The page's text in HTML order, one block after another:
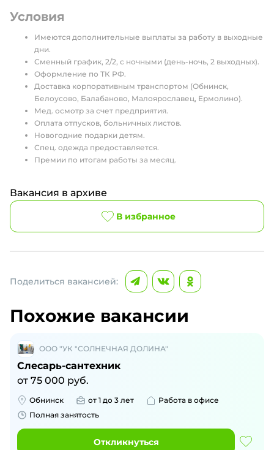
Условия
Имеются дополнительные выплаты за работу в выходные
дни.
Сменный график, 2/2, с ночными (день-ночь, 2 выходных).
Оформление по ТК РФ.
Доставка корпоративным транспортом (Обнинск,
Белоусово, Балабаново, Малоярославец, Ермолино).
Мед. осмотр за счет предприятия.
Оплата отпусков, больничных листов.
Новогодние подарки детям.
Спец. одежда предоставляется.
Премии по итогам работы за месяц.
Вакансия в архиве
В избранное
Поделиться вакансией:
Похожие вакансии
ООО "УК "СОЛНЕЧНАЯ ДОЛИНА"
Слесарь-сантехник
от 75 000 руб.
Обнинск от 1 до 3 лет
Работа в офисе
Полная занятость
Откликнуться